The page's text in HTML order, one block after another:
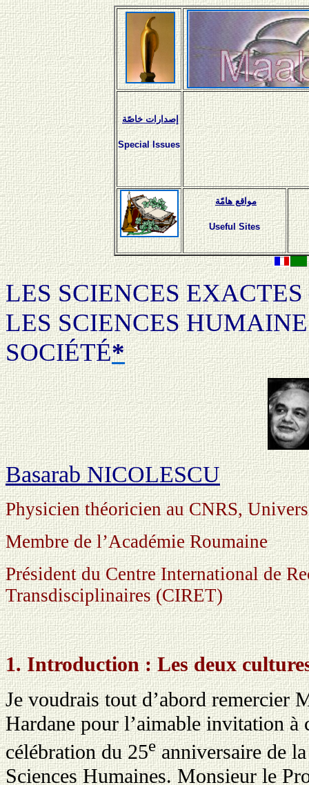
إصدارات خاصّة
Special Issues
مواقع هامّة
Useful Sites
LES SCIENCES
LES SCIENCES
SOCIÉTÉ*
Basarab NICOLESCU
Physicien théoricien au CNRS,
Membre de l’Académie Roumaine
Président du Centre International de
Transdisciplinaires (CIRET)
1. Introduction : Les deux
Je voudrais tout d’abord remercier
Hardane pour l’aimable invitation à
célébration du 25eanniversaire de
Sciences Humaines. Monsieur le